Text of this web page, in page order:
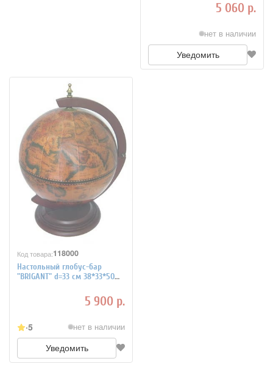
5 060 р.
нет в наличии
Уведомить
Код товара:118000
Настольный глобус-бар
"BRIGANT" d=33 см 38*33*50
5 900 р.
5 нет в наличии
Уведомить